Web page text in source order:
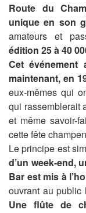
Route du
unique en son
amateurs et
édition 25 à 40
Cet
maintenant, en
eux-mêmes qui
qui rassemblerait
et même savoir-
cette fête
Le principe est
d’un week-end,
Bar est mis à
ouvrant au public
Une flûte de